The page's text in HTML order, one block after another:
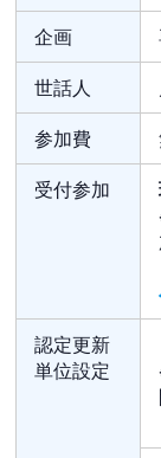
企画
世話人
参加費
受付参加
認定更新
単位設定